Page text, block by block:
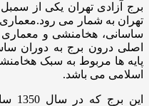
برج آزادی تهران یکی از
تهران به شمار می رود.معماری
ساسانی، هخامنشی و
اصلی درون برج به دوران
پایه ها مربوط به سبک
اسلامی می باشد.